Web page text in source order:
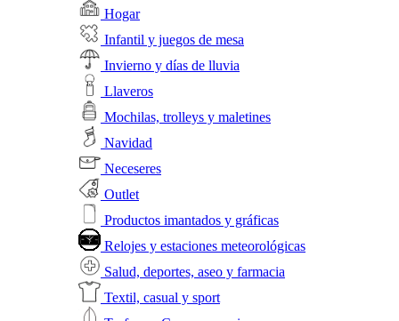
Hogar
Infantil y juegos de mesa
Invierno y días de lluvia
Llaveros
Mochilas, trolleys y maletines
Navidad
Neceseres
Outlet
Productos imantados y gráficas
Relojes y estaciones meteorológicas
Salud, deportes, aseo y farmacia
Textil, casual y sport